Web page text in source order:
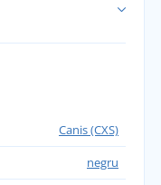
recomand.
Material
Canis (CXS)
negru